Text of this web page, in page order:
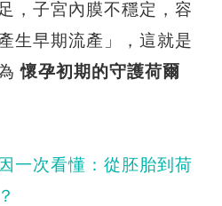
，子宮內膜不穩定，容
生早期流產」，這就是
懷孕初期的守護荷爾
一次看懂：從胚胎到荷